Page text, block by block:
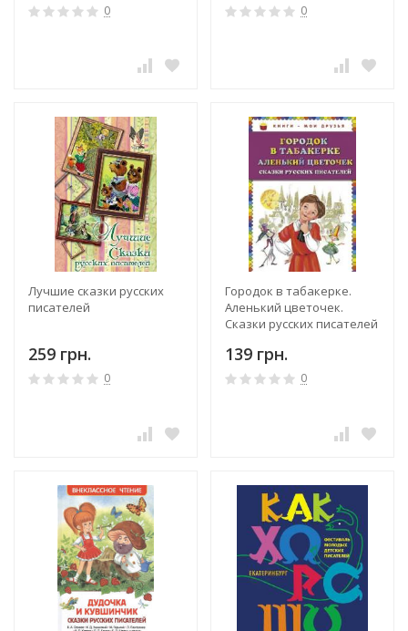
писателей 0 0
Лучшие сказки русских
писателей
259 грн.
0
Городок в табакерке.
Аленький цветочек.
Сказки русских писателей
139 грн.
0